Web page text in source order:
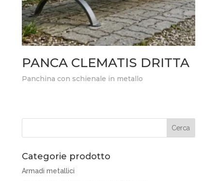
PANCA CLEMATIS DRITTA
Panchina con schienale in metallo
Categorie prodotto
Armadi metallici